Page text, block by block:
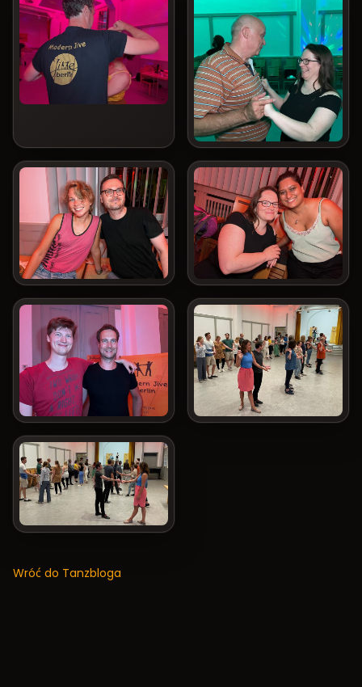
Wróć do Tanzbloga